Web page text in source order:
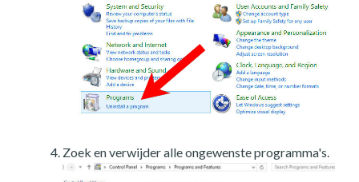
Zoek en verwijder alle ongewenste programma's.